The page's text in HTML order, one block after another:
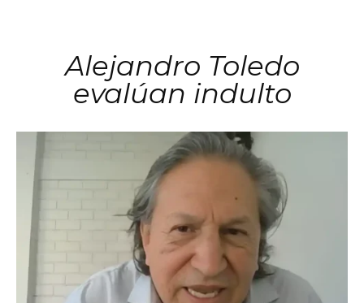
Alejandro Toledo
evalúan indulto